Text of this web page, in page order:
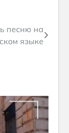
песню на
языке